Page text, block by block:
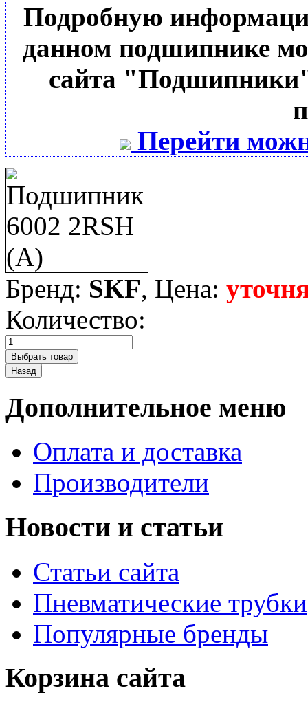
Подробную
данном подшипнике
сайта
Перейти
Бренд: SKF, Цена:
Количество:
Дополнительное меню
Оплата и доставка
Производители
Новости и статьи
Статьи сайта
Пневматические трубки
Популярные бренды
Корзина сайта